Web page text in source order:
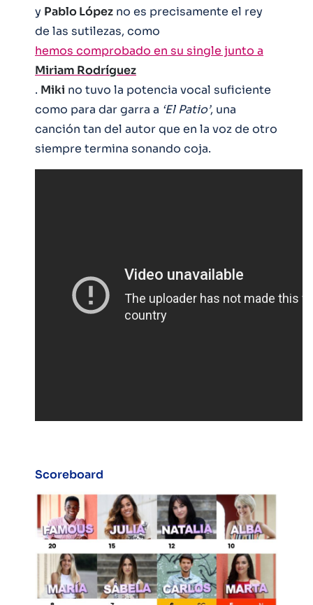
y Pablo López no es precisamente el rey
de las sutilezas, como
hemos comprobado en su single junto a
Miriam Rodríguez
. Miki no tuvo la potencia vocal suficiente
como para dar garra a ‘El Patio’, una
canción tan del autor que en la voz de otro
siempre termina sonando coja.
Scoreboard